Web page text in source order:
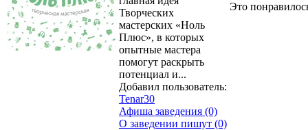
Творческих
мастерских «Ноль
Плюс», в которых
опытные мастера
помогут раскрыть
потенциал и...
Добавил пользователь:
Tenar30
Афиша заведения (0)
О заведении пишут (0)
Это